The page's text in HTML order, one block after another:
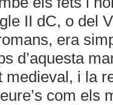
II dC, o del
era
d’aquesta
medieval, i la
com els